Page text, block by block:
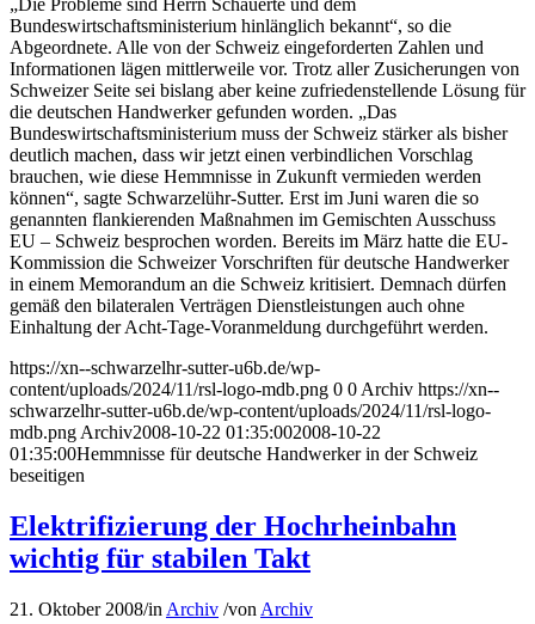
„Die Probleme sind Herrn Schauerte und dem
Bundeswirtschaftsministerium hinlänglich bekannt“, so die
Abgeordnete. Alle von der Schweiz eingeforderten Zahlen und
Informationen lägen mittlerweile vor. Trotz aller Zusicherungen von
Schweizer Seite sei bislang aber keine zufriedenstellende Lösung für
die deutschen Handwerker gefunden worden. „Das
Bundeswirtschaftsministerium muss der Schweiz stärker als bisher
deutlich machen, dass wir jetzt einen verbindlichen Vorschlag
brauchen, wie diese Hemmnisse in Zukunft vermieden werden
können“, sagte Schwarzelühr-Sutter. Erst im Juni waren die so
genannten flankierenden Maßnahmen im Gemischten Ausschuss
EU – Schweiz besprochen worden. Bereits im März hatte die EU-
Kommission die Schweizer Vorschriften für deutsche Handwerker
in einem Memorandum an die Schweiz kritisiert. Demnach dürfen
gemäß den bilateralen Verträgen Dienstleistungen auch ohne
Einhaltung der Acht-Tage-Voranmeldung durchgeführt werden.
https://xn--schwarzelhr-sutter-u6b.de/wp-
content/uploads/2024/11/rsl-logo-mdb.png 0 0 Archiv https://xn--
schwarzelhr-sutter-u6b.de/wp-content/uploads/2024/11/rsl-logo-
mdb.png Archiv2008-10-22 01:35:002008-10-22
01:35:00Hemmnisse für deutsche Handwerker in der Schweiz
beseitigen
Elektrifizierung der Hochrheinbahn
wichtig für stabilen Takt
21. Oktober 2008/in Archiv /von Archiv